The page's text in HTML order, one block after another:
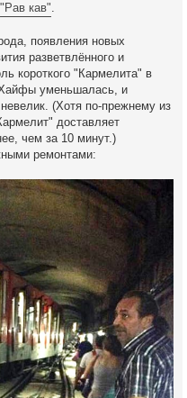
"Рав кав".
появления новых
разветвлённого и
короткого "Кармелита" в
Хайфы уменьшалась, и
(Хотя по-прежнему из
доставляет
чем за 10 минут.)
ремонтами: